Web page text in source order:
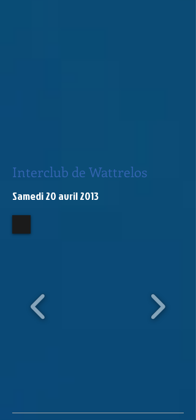
Interclub de Wattrelos
Samedi 20 avril 2013​